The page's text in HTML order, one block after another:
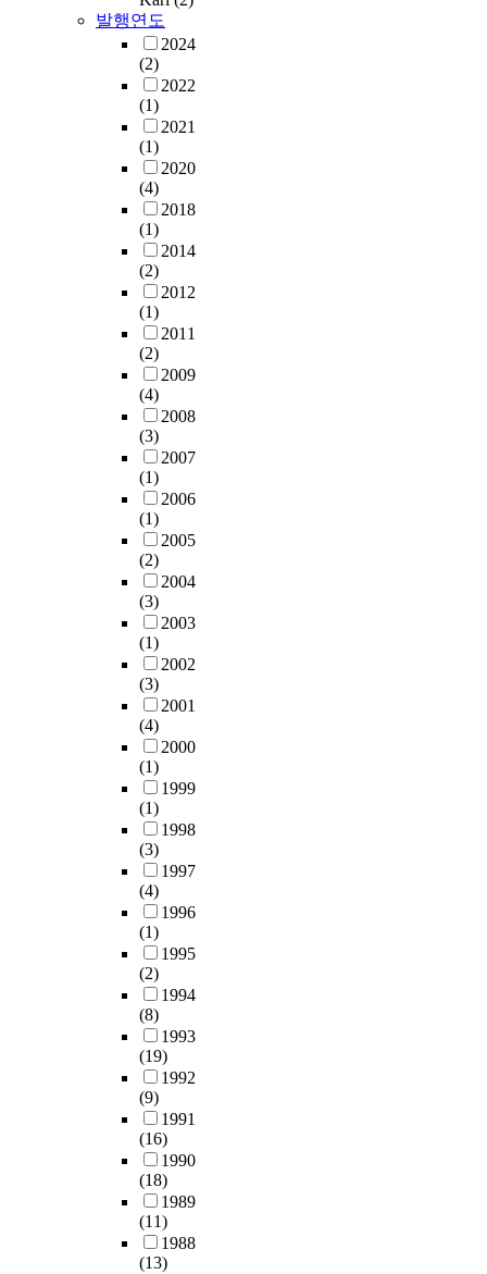
발행연도
2024
(2)
2022
(1)
2021
(1)
2020
(4)
2018
(1)
2014
(2)
2012
(1)
2011
(2)
2009
(4)
2008
(3)
2007
(1)
2006
(1)
2005
(2)
2004
(3)
2003
(1)
2002
(3)
2001
(4)
2000
(1)
1999
(1)
1998
(3)
1997
(4)
1996
(1)
1995
(2)
1994
(8)
1993
(19)
1992
(9)
1991
(16)
1990
(18)
1989
(11)
1988
(13)